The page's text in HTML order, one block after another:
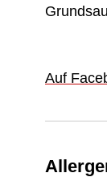
Auf